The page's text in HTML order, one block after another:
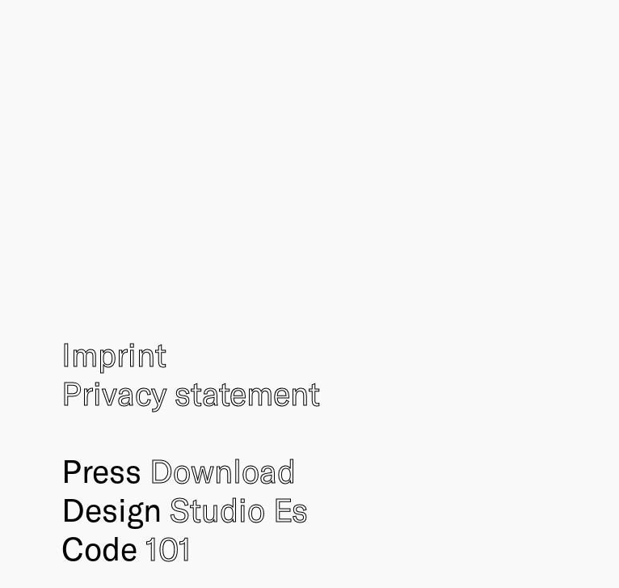
Imprint
Privacy statement
Press Download
Design Studio Es
Code 101